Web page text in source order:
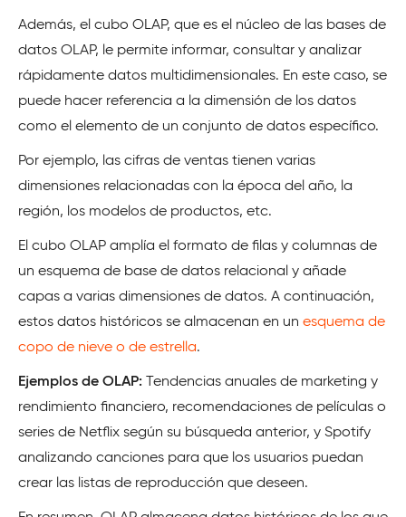
Además, el cubo OLAP, que es el núcleo de las bases de
datos OLAP, le permite informar, consultar y analizar
rápidamente datos multidimensionales. En este caso, se
puede hacer referencia a la dimensión de los datos
como el elemento de un conjunto de datos específico.
Por ejemplo, las cifras de ventas tienen varias
dimensiones relacionadas con la época del año, la
región, los modelos de productos, etc.
El cubo OLAP amplía el formato de filas y columnas de
un esquema de base de datos relacional y añade
capas a varias dimensiones de datos. A continuación,
estos datos históricos se almacenan en un esquema de
copo de nieve o de estrella.
Ejemplos de OLAP: Tendencias anuales de marketing y
rendimiento financiero, recomendaciones de películas o
series de Netflix según su búsqueda anterior, y Spotify
analizando canciones para que los usuarios puedan
crear las listas de reproducción que deseen.